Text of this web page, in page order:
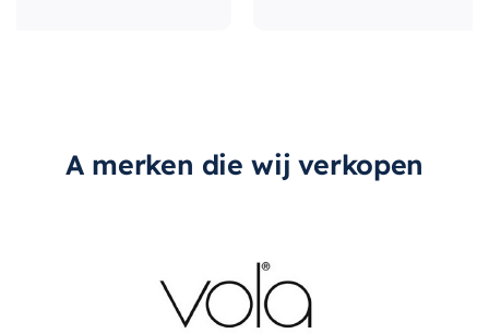
A merken die wij verkopen